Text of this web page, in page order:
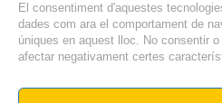
El consentiment d'aquestes
dades com ara el comportament de
úniques en aquest lloc. No consentir
afectar negativament certes
NOTÍCIA
NOTÍCIA